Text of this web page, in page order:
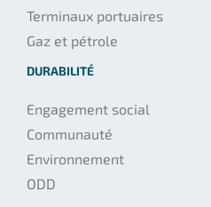
Terminaux portuaires
Gaz et pétrole
DURABILITÉ
Engagement social
Communauté
Environnement
ODD